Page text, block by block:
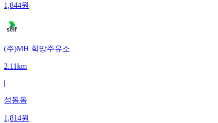
1,844원
(주)MH 희망주유소
2.11km
|
성동동
1,814원